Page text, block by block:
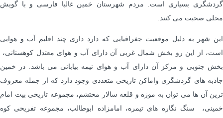
گردشگری بسیاری است. مردم شهرستان خمین غالبا فارسی و با گویش
محلی صحبت می کنند.
این شهر به دلیل موقعیت جغرافیایی که دارد داری چند اقلیم آب و هوایی
است، از این رو بخش شمال غربی آن دارای آب و هوای معتدل کوهستانی،
بخش جنوبی و مرکز آن دارای آب و هوای نیمه بیابانی می باشد. در خمین
جاذبه های گردشگری واماکن تاریخی متعددی وجود دارد که از جمله معروف
ترین آن ها می توان به موزه و قلعه سالار محتشم، مجموعه تاریخی بیت امام
خمینی، سنگ نگاره های تیمره، امامزاده ابوطالب، مجموعه تفریحی کوه